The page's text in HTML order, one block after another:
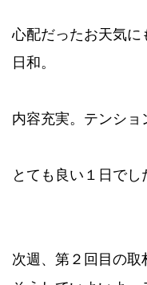
心配だったお天気に
日和。
内容充実。テンショ
とても良い１日でし
次週、第２回目の取